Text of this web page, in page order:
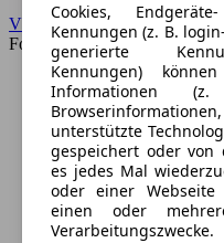
VW
Forum
Cookies,
Kennungen (z. B.
generierte
Kennungen)
Informationen
unterstützte
gespeichert oder von
es jedes Mal
oder einer
einen oder
Verarbeitungszwecke.